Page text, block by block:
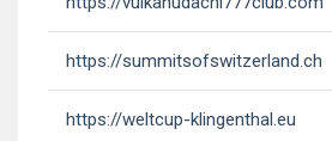
https://summitsofswitzerland.ch
https://weltcup-klingenthal.eu